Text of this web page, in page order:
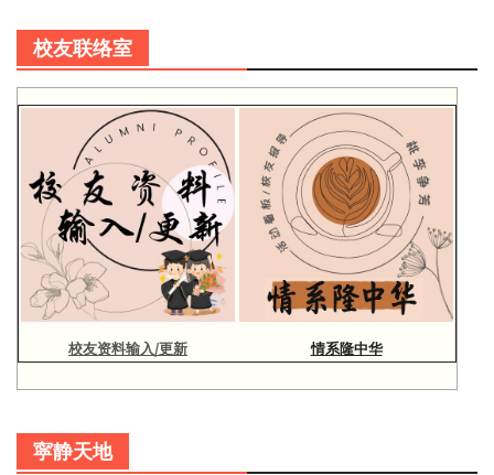
校友联络室
校友资料输入/更新 情系隆中华
寜静天地